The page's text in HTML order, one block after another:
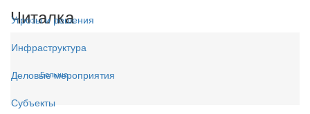
Угрозы и решения
Инфраструктура
Деловые мероприятия
Субъекты
Читалка
Больше...